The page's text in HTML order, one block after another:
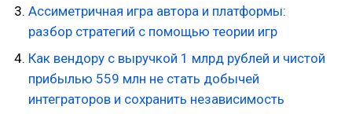
Ассиметричная игра автора и платформы:
разбор стратегий с помощью теории игр
Как вендору с выручкой 1 млрд рублей и чистой
прибылью 559 млн не стать добычей
интеграторов и сохранить независимость